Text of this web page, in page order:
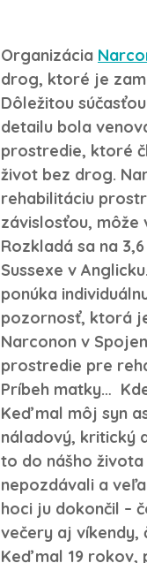
Organizácia
drog, ktoré je
Dôležitou
detailu bola
prostredie, ktoré
život bez drog.
rehabilitáciu
závislosťou,
Rozkladá sa na
Sussexe v
ponúka
pozornosť, ktorá
Narconon v
prostredie pre
Príbeh matky…
Keď mal môj syn
náladový, kritický
to do nášho
nepozdávali a
hoci ju dokončil –
večery aj víkendy,
Keď mal 19